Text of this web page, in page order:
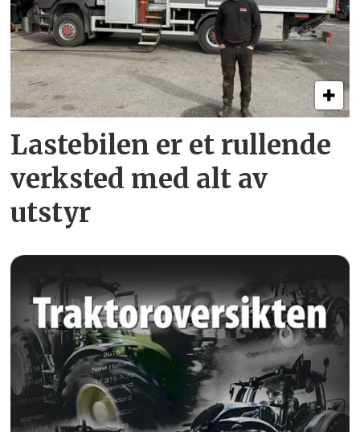
Lastebilen er et rullende
verksted med alt av
utstyr